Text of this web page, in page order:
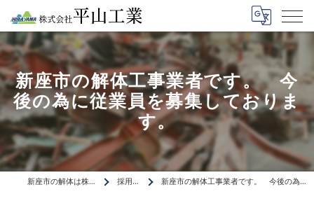
新座市の解体工事業者です。 今
後の為に従業員を募集しておりま
す。
新座市の解体は株式会社平山工業 採用ブログ 新座市の解体工事業者です。 今後の為に従業員を募集しております。